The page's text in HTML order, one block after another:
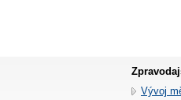
Vývoj